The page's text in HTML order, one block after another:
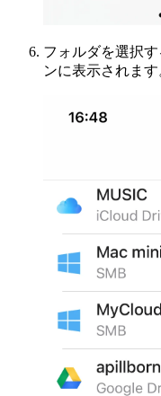
フォルダを選択
ンに表示されます